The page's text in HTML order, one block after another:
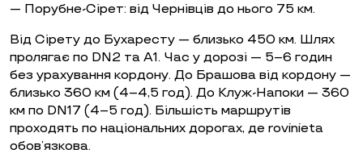
— Порубне-Сірет: від Чернівців до нього 75 км.
Від Сірету до Бухаресту — близько 450 км. Шлях
пролягає по DN2 та A1. Час у дорозі — 5–6 годин
без урахування кордону. До Брашова від кордону —
близько 360 км (4–4,5 год). До Клуж-Напоки — 360
км по DN17 (4–5 год). Більшість маршрутів
проходять по національних дорогах, де rovinieta
обов’язкова.